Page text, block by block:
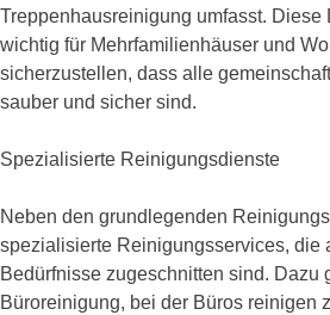
Treppenhausreinigung umfasst.
wichtig für Mehrfamilienhäuser und
sicherzustellen, dass alle
sauber und sicher sind.
Spezialisierte Reinigungsdienste
Neben den grundlegenden
spezialisierte Reinigungsservices, die
Bedürfnisse zugeschnitten sind. Dazu
Büroreinigung, bei der Büros reinigen